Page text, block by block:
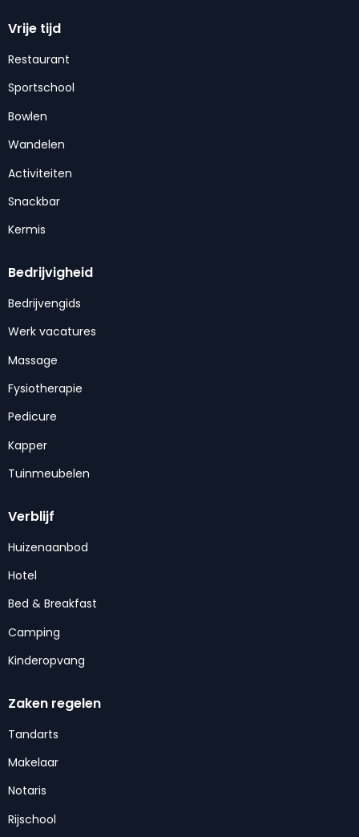
Vrije tijd
Restaurant
Sportschool
Bowlen
Wandelen
Activiteiten
Snackbar
Kermis
Bedrijvigheid
Bedrijvengids
Werk vacatures
Massage
Fysiotherapie
Pedicure
Kapper
Tuinmeubelen
Verblijf
Huizenaanbod
Hotel
Bed & Breakfast
Camping
Kinderopvang
Zaken regelen
Tandarts
Makelaar
Notaris
Rijschool